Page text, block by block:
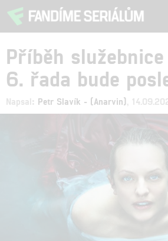
Příběh
6. řada bude
Napsal: Petr Slavík - (Anarvin) ,